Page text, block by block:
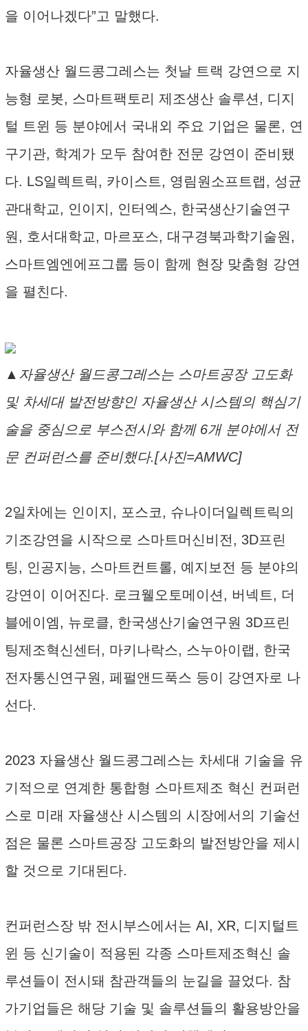
을 이어나겠다”고 말했다.
자율생산 월드콩그레스는 첫날 트랙 강연으로 지
능형 로봇, 스마트팩토리 제조생산 솔루션, 디지
털 트윈 등 분야에서 국내외 주요 기업은 물론, 연
구기관, 학계가 모두 참여한 전문 강연이 준비됐
다. LS일렉트릭, 카이스트, 영림원소프트랩, 성균
관대학교, 인이지, 인터엑스, 한국생산기술연구
원, 호서대학교, 마르포스, 대구경북과학기술원,
스마트엠엔에프그룹 등이 함께 현장 맞춤형 강연
을 펼친다.
▲자율생산 월드콩그레스는 스마트공장 고도화
및 차세대 발전방향인 자율생산 시스템의 핵심기
술을 중심으로 부스전시와 함께 6개 분야에서 전
문 컨퍼런스를 준비했다.[사진=AMWC]
2일차에는 인이지, 포스코, 슈나이더일렉트릭의
기조강연을 시작으로 스마트머신비전, 3D프린
팅, 인공지능, 스마트컨트롤, 예지보전 등 분야의
강연이 이어진다. 로크웰오토메이션, 버넥트, 더
블에이엠, 뉴로클, 한국생산기술연구원 3D프린
팅제조혁신센터, 마키나락스, 스누아이랩, 한국
전자통신연구원, 페펄앤드푹스 등이 강연자로 나
선다.
2023 자율생산 월드콩그레스는 차세대 기술을 유
기적으로 연계한 통합형 스마트제조 혁신 컨퍼런
스로 미래 자율생산 시스템의 시장에서의 기술선
점은 물론 스마트공장 고도화의 발전방안을 제시
할 것으로 기대된다.
컨퍼런스장 밖 전시부스에서는 AI, XR, 디지털트
윈 등 신기술이 적용된 각종 스마트제조혁신 솔
루션들이 전시돼 참관객들의 눈길을 끌었다. 참
가기업들은 해당 기술 및 솔루션들의 활용방안을